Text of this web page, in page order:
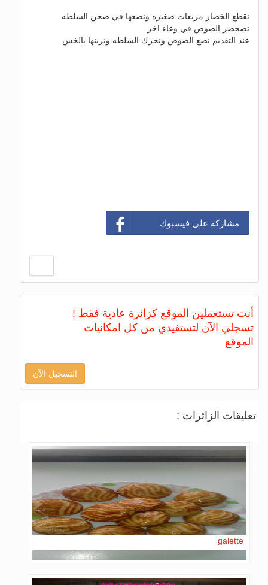
نقطع الخضار مربعات صغيره ونضعها في صحن السلطه
نصحضر الصوص في وعاء اخر
عند التقديم نضع الصوص ونحرك السلطه ونزينها بالخس
مشاركة على فيسبوك
أنت تستعملين الموقع كزائرة عادية فقط !
تسجلي الآن لتستفيدي من كل امكانيات
الموقع
التسجيل الآن
تعليقات الزائرات :
galette